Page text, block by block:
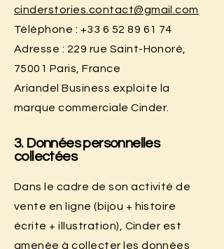
cinderstories.contact@gmail.com
Téléphone : +33 6 52 89 61 74
Adresse : 229 rue Saint-Honoré,
75001 Paris, France
Ariandel Business exploite la
marque commerciale Cinder.
3. Données personnelles
collectées
Dans le cadre de son activité de
vente en ligne (bijou + histoire
écrite + illustration), Cinder est
amenée à collecter les données